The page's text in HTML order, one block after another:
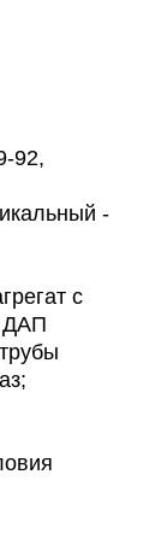
92,
-
с
ДАП